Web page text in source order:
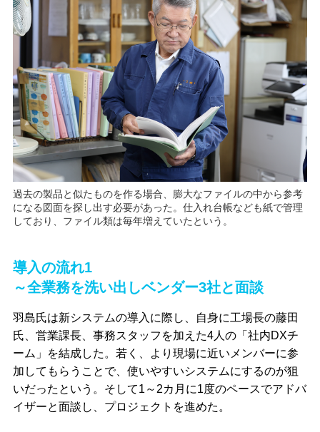
過去の製品と似たものを作る場合、膨大なファイルの中から参考
になる図面を探し出す必要があった。仕入れ台帳なども紙で管理
しており、ファイル類は毎年増えていたという。
導入の流れ1
～全業務を洗い出しベンダー3社と面談
羽島氏は新システムの導入に際し、自身に工場長の藤田
氏、営業課長、事務スタッフを加えた4人の「社内DXチ
ーム」を結成した。若く、より現場に近いメンバーに参
加してもらうことで、使いやすいシステムにするのが狙
いだったという。そして1～2カ月に1度のペースでアドバ
イザーと面談し、プロジェクトを進めた。